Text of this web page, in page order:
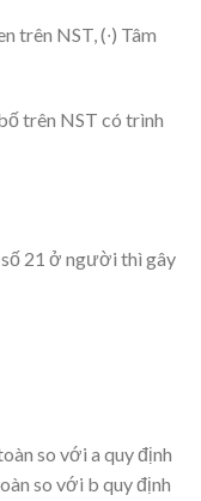
trên NST, (∙) Tâm
trên NST có trình
21 ở người thì gây
so với a quy định
so với b quy định